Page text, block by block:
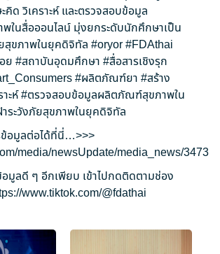
คิด วิเคราะห์ และตรวจสอบข้อมูล
ในสื่อออนไลน์ มุ่งยกระดับนักศึกษาเป็น
สุขภาพในยุคดิจิทัล #oryor#FDAthai
ย #สถาบันอุดมศึกษา #สื่อสารเชิงรุก
#ผลิตภัณฑ์ยา #สร้าง
ะห์#ตรวจสอบข้อมูลผลิตภัณฑ์สุขภาพใน
าระวังภัยสุขภาพในยุคดิจิทัล
ข้อมูลต่อได้ที่นี่…>>>
media/newsUpdate/media_news/3473
มูลดี ๆ อีกเพียบ เข้าไปกดติดตามช่อง
www.tiktok.com/@fdathai